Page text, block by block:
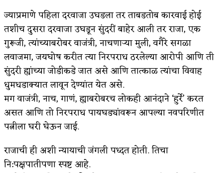
ज्याप्रमाणे पहिला दरवाजा उघडला तर ताबडतोब कारवाई होई
तशीच दुसरा दरवाजा उघडून सुंदरीं बाहेर आली तर राजा, एक
गुरूजी, त्यांच्याबरोबर वाजंत्री, नाचणाऱ्या मुली, वगैरे सगळा
लवाजमा, जयघोष करीत त्या निरपराध ठरलेल्या आरोपी आणि ती
सुंदरी ह्यांच्या जोडीकडे जात असे आणि तात्काळ त्यांचा विवाह
धुमधडाक्यात लावून देण्यांत येत असे.
मग वाजंत्री, नाच, गाणं, ह्याबरोबरच लोकही आनंदाने ‘हुर्रे’ करत
असत आणि तो निरपराध पायघड्यांवरून आपल्या नवपरिणीत
पत्नीला घरी घेऊन जाई.
राजाची ही अशी न्यायाची जंगली पध्दत होती. तिचा
नि:पक्षपातीपणा स्पष्ट आहे.